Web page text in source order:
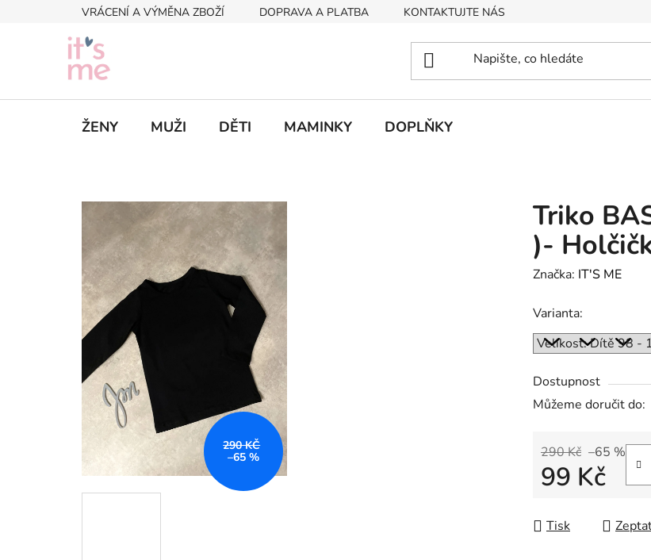
VRÁCENÍ A VÝMĚNA ZBOŽÍ DOPRAVA A PLATBA KONTAKTUJTE NÁS
ŽENY MUŽI DĚTI MAMINKY DOPLŇKY
Triko
)-
Značka: IT'S ME
Varianta:
Dostupnost
Můžeme doručit do:
290 Kč –65 %
99 Kč
Tisk
290 KČ
–65 %